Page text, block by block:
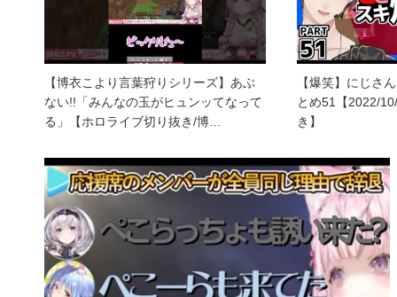
【博衣こより言葉狩りシリーズ】あぶ
ない!!「みんなの玉がヒュンッてなって
る」【ホロライブ切り抜き/博…
【爆笑】にじさ
とめ51【2022/
き】